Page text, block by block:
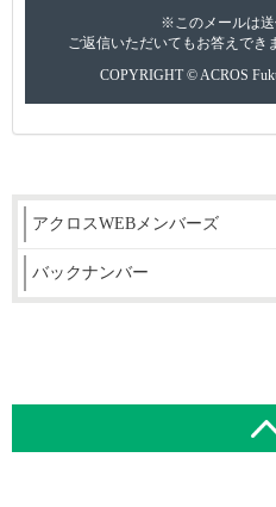
※このメールは送
ご返信いただいてもお答えでき
COPYRIGHT © ACROS
アクロスWEBメンバーズ
バックナンバー